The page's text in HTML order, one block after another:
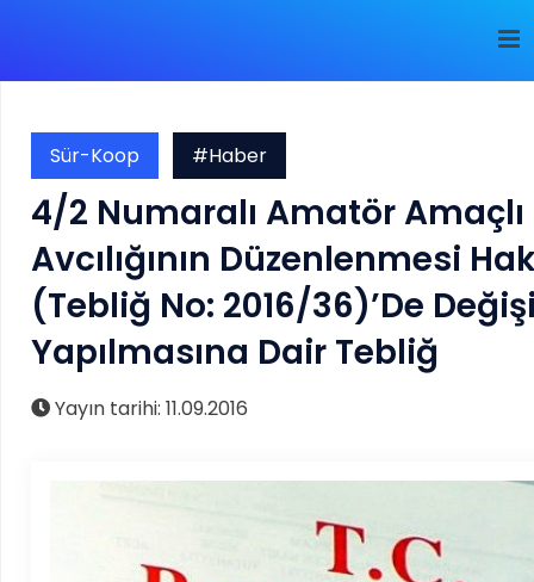
Sür-Koop #Haber
4/2 Numaralı Amatör Amaçlı
Avcılığının Düzenlenmesi
(Tebliğ No: 2016/36)’de
Yapılmasına Dair Tebliğ
Yayın tarihi: 11.09.2016